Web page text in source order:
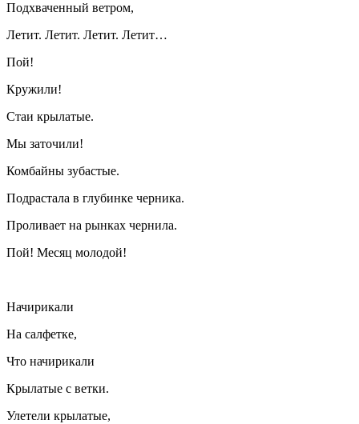
Подхваченный ветром,
Летит. Летит. Летит. Летит…
Пой!
Кружили!
Стаи крылатые.
Мы заточили!
Комбайны зубастые.
Подрастала в глубинке черника.
Проливает на рынках чернила.
Пой! Месяц молодой!
Начирикали
На салфетке,
Что начирикали
Крылатые с ветки.
Улетели крылатые,